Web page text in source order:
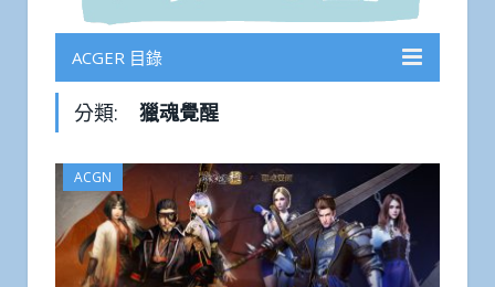
ACGER 目錄
分類: 獵魂覺醒
ACGN